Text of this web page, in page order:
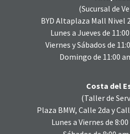
(Sucursal de
BYD Altaplaza Mall Nivel
Lunes a Jueves de
Viernes y Sábados de
Domingo de 11:00
Costa del
(Tallerde
Plaza BMW, Calle 2da y
Lunes a Viernes de